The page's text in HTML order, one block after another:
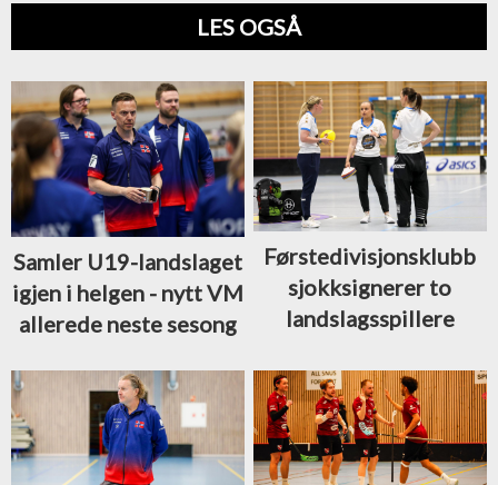
LES OGSÅ
Samler U19-landslaget
igjen i helgen - nytt VM
allerede neste sesong
Førstedivisjonsklubb
sjokksignerer to
landslagsspillere